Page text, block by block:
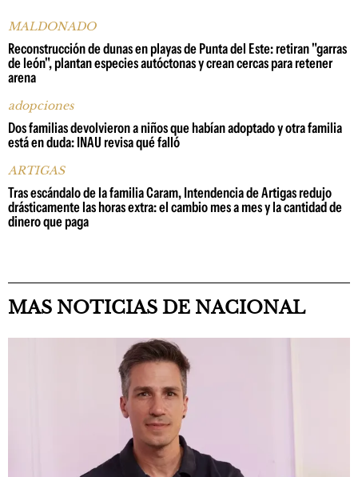
MALDONADO
Reconstrucción de dunas en playas de Punta del Este: retiran "garras
de león", plantan especies autóctonas y crean cercas para retener
arena
adopciones
Dos familias devolvieron a niños que habían adoptado y otra familia
está en duda: INAU revisa qué falló
ARTIGAS
Tras escándalo de la familia Caram, Intendencia de Artigas redujo
drásticamente las horas extra: el cambio mes a mes y la cantidad de
dinero que paga
MAS NOTICIAS DE NACIONAL